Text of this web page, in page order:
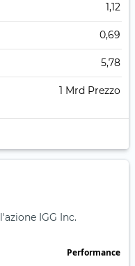
1,12
0,69
5,78
1 Mrd Prezzo
IGG Inc.
Performance